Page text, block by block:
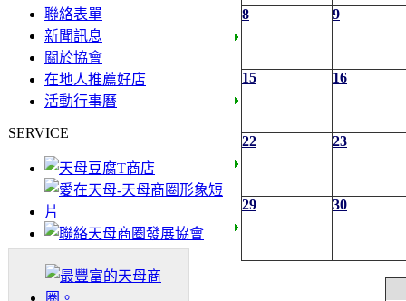
聯絡表單
新聞訊息
關於協會
在地人推薦好店
活動行事曆
SERVICE
8 9
15 16
22 23
29 30